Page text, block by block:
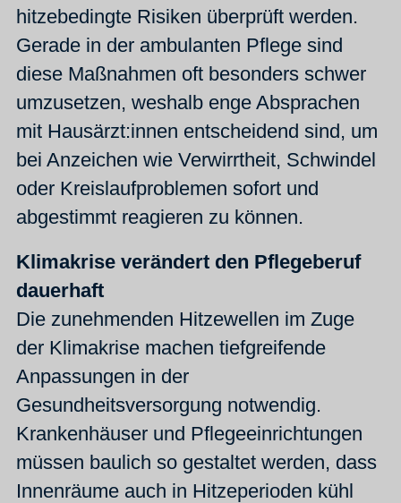
hitzebedingte Risiken überprüft werden.
Gerade in der ambulanten Pflege sind
diese Maßnahmen oft besonders schwer
umzusetzen, weshalb enge Absprachen
mit Hausärzt:innen entscheidend sind, um
bei Anzeichen wie Verwirrtheit, Schwindel
oder Kreislaufproblemen sofort und
abgestimmt reagieren zu können.
Klimakrise verändert den Pflegeberuf
dauerhaft
Die zunehmenden Hitzewellen im Zuge
der Klimakrise machen tiefgreifende
Anpassungen in der
Gesundheitsversorgung notwendig.
Krankenhäuser und Pflegeeinrichtungen
müssen baulich so gestaltet werden, dass
Innenräume auch in Hitzeperioden kühl